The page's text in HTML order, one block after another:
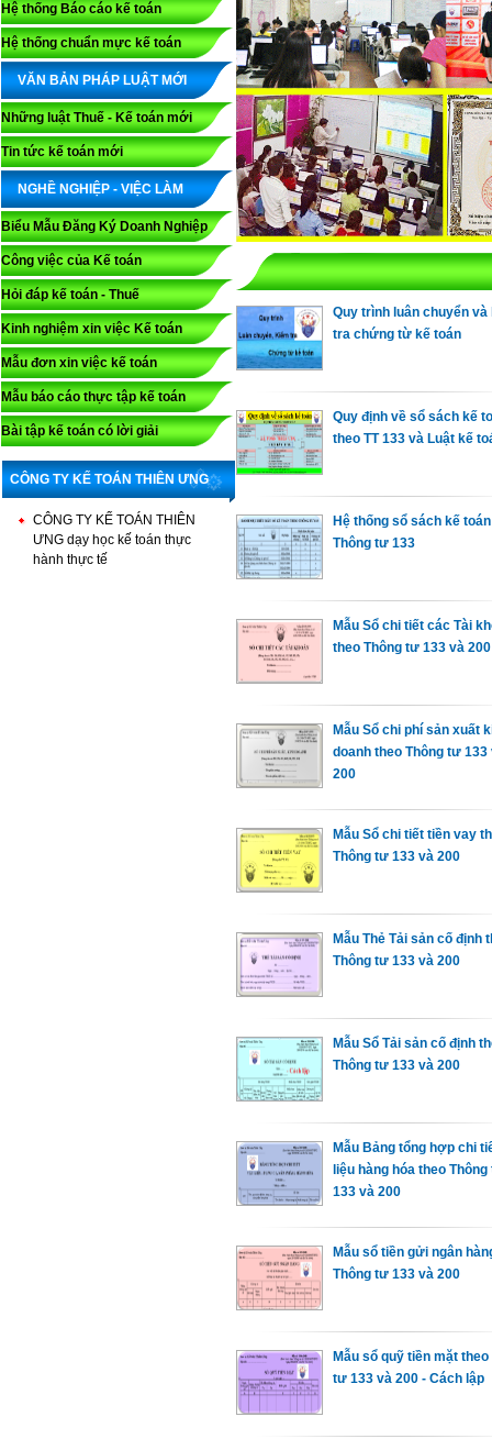
Hệ thống Báo cáo kế toán
Hệ thống chuẩn mực kế toán
VĂN BẢN PHÁP LUẬT MỚI
Những luật Thuế - Kế toán mới
Tin tức kế toán mới
NGHỀ NGHIỆP - VIỆC LÀM
Biểu Mẫu Đăng Ký Doanh Nghiệp
Công việc của Kế toán
Hỏi đáp kế toán - Thuế
Kinh nghiệm xin việc Kế toán
Mẫu đơn xin việc kế toán
Mẫu báo cáo thực tập kế toán
Bài tập kế toán có lời giải
CÔNG TY KẾ TOÁN THIÊN ƯNG
CÔNG TY KẾ TOÁN THIÊN
ƯNG dạy học kế toán thực
hành thực tế
Quy trình luân chuyển và
tra chứng từ kế toán
Quy định về sổ sách kế
theo TT 133 và Luật kế
Hệ thống sổ sách kế
Thông tư 133
Mẫu Sổ chi tiết các Tài
theo Thông tư 133 và 200
Mẫu Sổ chi phí sản xuất
doanh theo Thông tư 133
200
Mẫu Sổ chi tiết tiền vay
Thông tư 133 và 200
Mẫu Thẻ Tải sản cố định
Thông tư 133 và 200
Mẫu Sổ Tải sản cố định
Thông tư 133 và 200
Mẫu Bảng tổng hợp chi
liệu hàng hóa theo
133 và 200
Mẫu sổ tiền gửi ngân
Thông tư 133 và 200
Mẫu sổ quỹ tiền mặt theo
tư 133 và 200 - Cách lập